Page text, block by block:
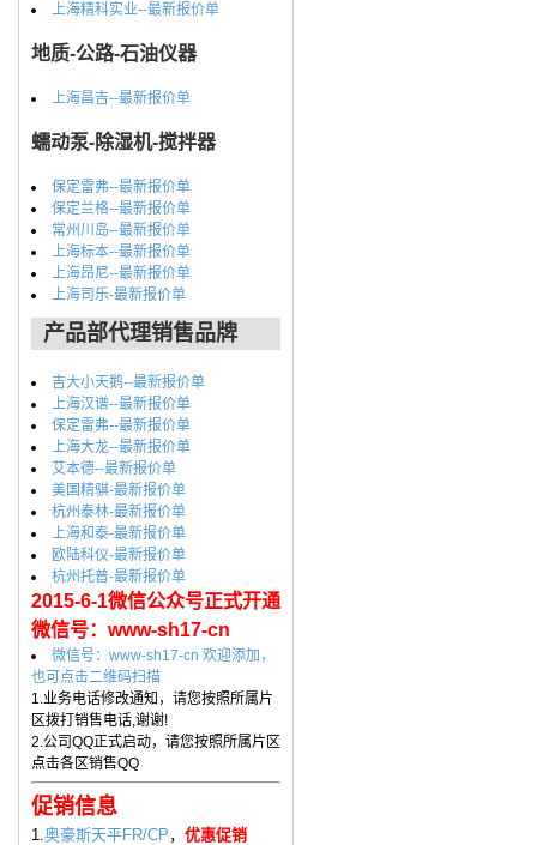
上海精科实业--最新报价单
地质-公路-石油仪器
上海昌吉--最新报价单
蠕动泵-除湿机-搅拌器
保定雷弗--最新报价单
保定兰格--最新报价单
常州川岛--最新报价单
上海标本--最新报价单
上海昂尼--最新报价单
上海司乐-最新报价单
产品部代理销售品牌
吉大小天鹅--最新报价单
上海汉谱--最新报价单
保定雷弗--最新报价单
上海大龙--最新报价单
艾本德--最新报价单
美国精骐-最新报价单
杭州泰林-最新报价单
上海和泰-最新报价单
欧陆科仪-最新报价单
杭州托普-最新报价单
2015-6-1微信公众号正式开通
微信号：www-sh17-cn
微信号：www-sh17-cn 欢迎添加，
也可点击二维码扫描
1.业务电话修改通知，请您按照所属片
区拨打销售电话,谢谢!
2.公司QQ正式启动，请您按照所属片区
点击各区销售QQ
促销信息
1. 奥豪斯天平FR/CP ， 优惠促销